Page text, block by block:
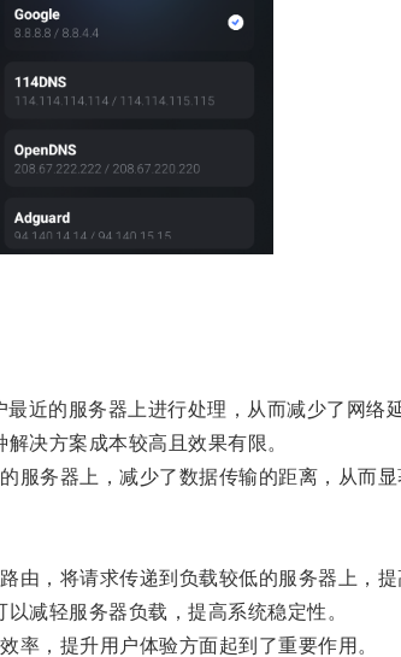
的服务器上进行处理，从而减少了网络延
决方案成本较高且效果有限。
务器上，减少了数据传输的距离，从而显
，将请求传递到负载较低的服务器上，提
减轻服务器负载，提高系统稳定性。
，提升用户体验方面起到了重要作用。